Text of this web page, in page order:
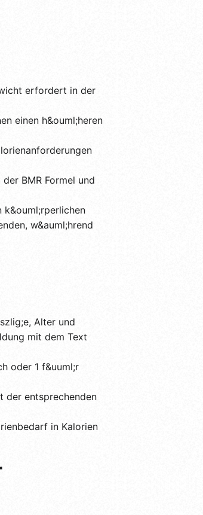
erfordert in der
einen h&ouml;heren
BMR Formel und
k&ouml;rperlichen
w&auml;hrend
Alter und
mit dem Text
oder 1 f&uuml;r
der entsprechenden
in Kalorien